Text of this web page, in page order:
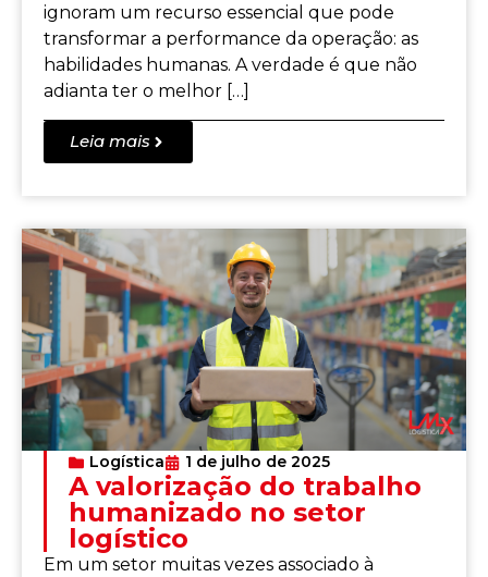
ignoram um recurso essencial que pode
transformar a performance da operação: as
habilidades humanas. A verdade é que não
adianta ter o melhor […]
Leia mais
Logística 1 de julho de 2025
A valorização do trabalho
humanizado no setor
logístico
Em um setor muitas vezes associado à